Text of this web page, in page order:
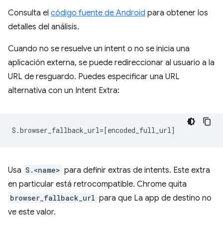
Consulta el código fuente de Android para obtener los
detalles del análisis.
Cuando no se resuelve un intent o no se inicia una
aplicación externa, se puede redireccionar al usuario a la
URL de resguardo. Puedes especificar una URL
alternativa con un Intent Extra:
Usa S.<name> para definir extras de intents. Este extra
en particular está retrocompatible. Chrome quita
browser_fallback_url para que La app de destino no
ve este valor.